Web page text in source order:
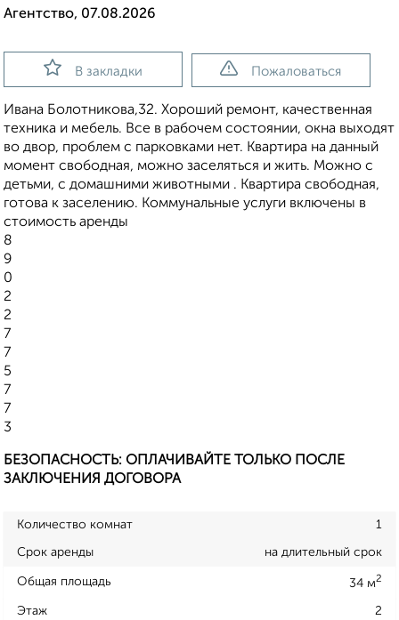
Агентство, 07.08.2026
В закладки Пожаловаться
Ивана Болотникова,32. Хороший ремонт, качественная
техника и мебель. Все в рабочем состоянии, окна выходят
во двор, проблем с парковками нет. Квартира на данный
момент свободная, можно заселяться и жить. Можно с
детьми, с домашними животными . Квартира свободная,
готова к заселению. Коммунальные услуги включены в
стоимость аренды
8
9
0
2
2
7
7
5
7
7
3
БЕЗОПАСНОСТЬ: ОПЛАЧИВАЙТЕ ТОЛЬКО ПОСЛЕ
ЗАКЛЮЧЕНИЯ ДОГОВОРА
Количество комнат 1
Срок аренды на длительный срок
Общая площадь 34 м2
Этаж 2